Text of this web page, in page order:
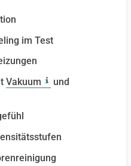
im Test
Vakuum
und